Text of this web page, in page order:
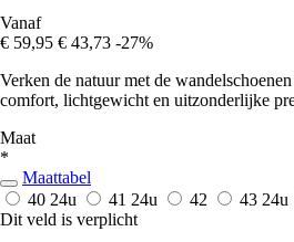
Vanaf
€ 59,95 € 43,73 -27%
Verken de natuur met de
comfort, lichtgewicht en uitzonderlijke
Maat
*
Maattabel
40 24u 41 24u 42 43 24u
Dit veld is verplicht